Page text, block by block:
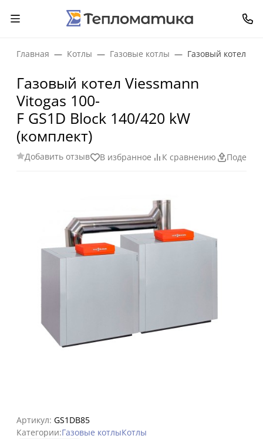
Главная Котлы Газовые котлы Газовый котел
Газовый котел Viessmann
Vitogas 100-
F GS1D Block 140/420 kW
(комплект)
Добавить отзыв В избранное К сравнению
Артикул: GS1DB85
Категории:Газовые котлыКотлы